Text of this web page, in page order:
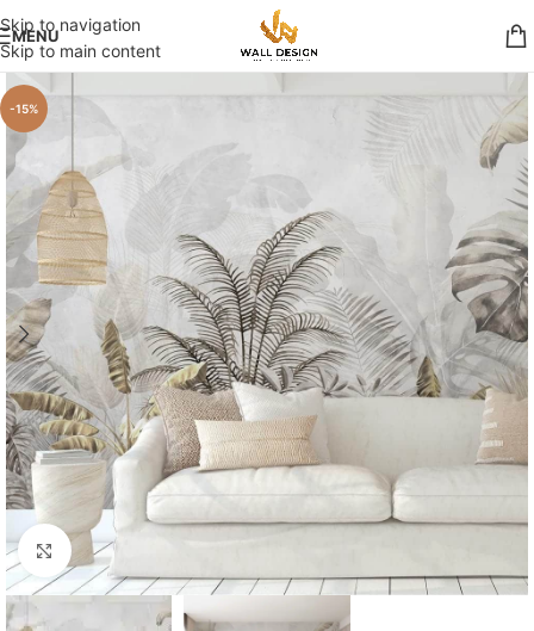
Skip to navigation
Skip to main content
MENU
-15%
Élargir